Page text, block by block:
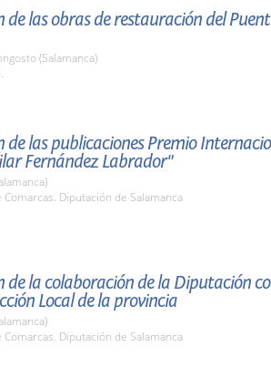
de las obras de restauración del
(Salamanca)
de las publicaciones Premio
Fernández Labrador"
Comarcas. Diputación de Salamanca
de la colaboración de la Diputación
Local de la provincia
Comarcas. Diputación de Salamanca